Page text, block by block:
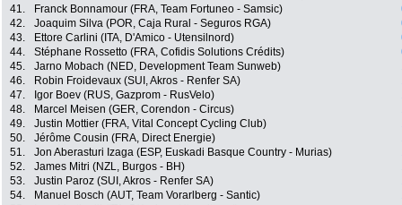
41.
Franck Bonnamour (FRA, Team Fortuneo - Samsic)
42.
Joaquim Silva (POR, Caja Rural - Seguros RGA)
43.
Ettore Carlini (ITA, D'Amico - Utensilnord)
44.
Stéphane Rossetto (FRA, Cofidis Solutions Crédits)
45.
Jarno Mobach (NED, Development Team Sunweb)
46.
Robin Froidevaux (SUI, Akros - Renfer SA)
47.
Igor Boev (RUS, Gazprom - RusVelo)
48.
Marcel Meisen (GER, Corendon - Circus)
49.
Justin Mottier (FRA, Vital Concept Cycling Club)
50.
Jérôme Cousin (FRA, Direct Energie)
51.
Jon Aberasturi Izaga (ESP, Euskadi Basque Country - Murias)
52.
James Mitri (NZL, Burgos - BH)
53.
Justin Paroz (SUI, Akros - Renfer SA)
54.
Manuel Bosch (AUT, Team Vorarlberg - Santic)